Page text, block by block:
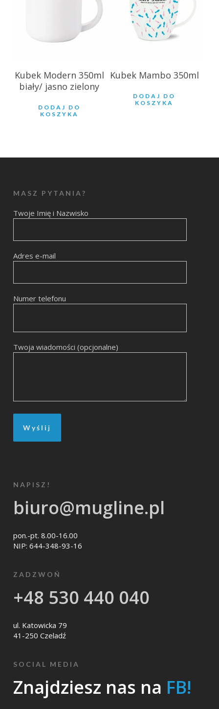
Kubek Modern 350ml
biały/ jasno zielony
DODAJ DO
KOSZYKA
Kubek Mambo 350ml
DODAJ DO
KOSZYKA
MASZ PYTANIA?
Twoje Imię i Nazwisko
Adres e-mail
Numer telefonu
Twoja wiadomości (opcjonalne)
NAPISZ!
biuro@mugline.pl
pon.-pt. 8.00-16.00
NIP: 644-348-93-16
ZADZWOŃ
+48 530 440 040
ul. Katowicka 79
41-250 Czeladź
SOCIAL MEDIA
Znajdziesz nas na FB!